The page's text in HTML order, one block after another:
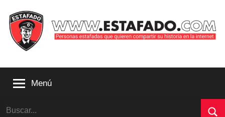
contenido
que
compartir
Menú
Buscar: